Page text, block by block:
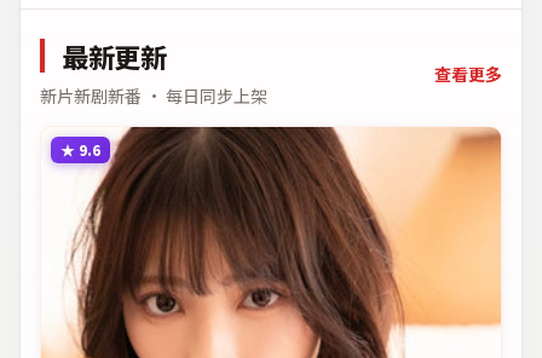
最新更新
新片新剧新番 · 每日同步上架
查看更多
★ 9.6